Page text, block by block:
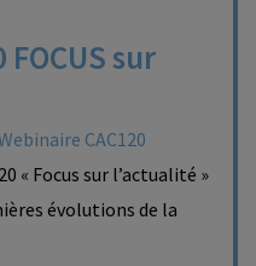
sur
CAC120
« Focus sur l’actualité »
évolutions de la